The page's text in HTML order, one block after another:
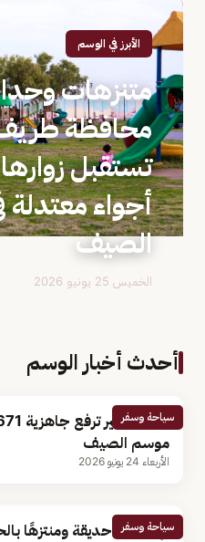
الأبرز في الوسم
متنزهات
محافظة
تستقبل
أجواء معتدلة
الصيف
الخميس 25 يونيو 2026
أحدث أخبار الوسم
سياحة وسفر
موسم الصيف
الأربعاء 24 يونيو 2026
سياحة وسفر
تهيئة 24 حديقة